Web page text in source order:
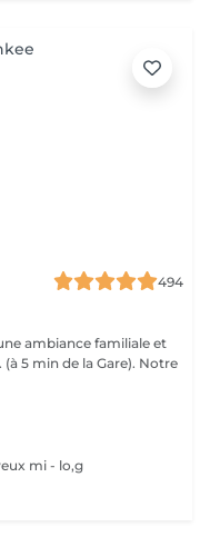
494
ambiance familiale et
de la Gare). Notre
mi - lo,g